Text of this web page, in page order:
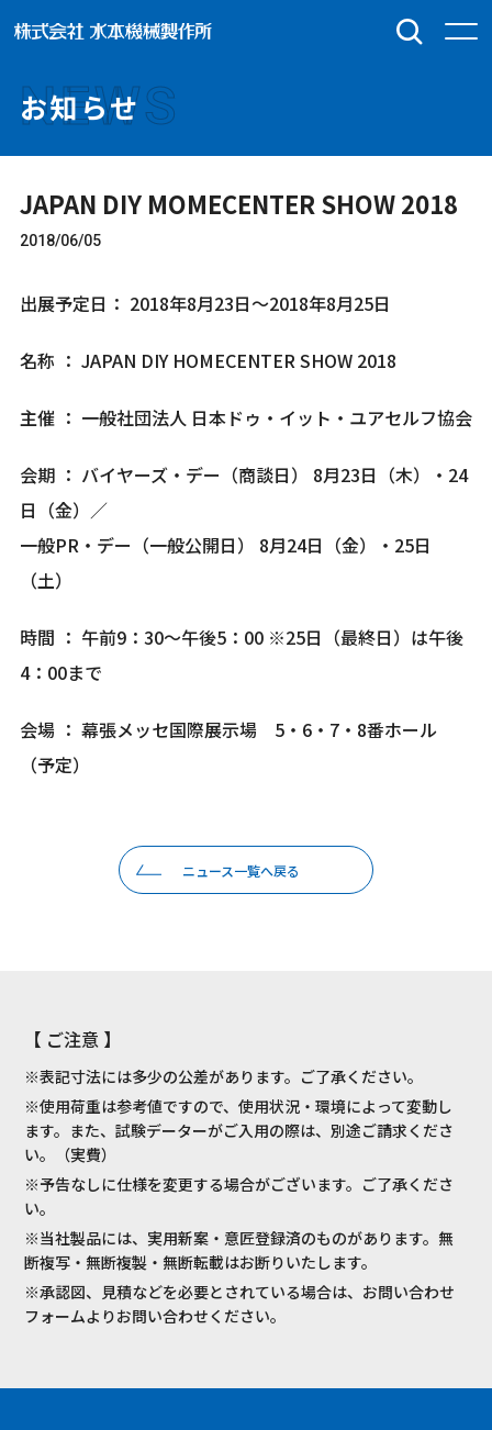
NEWS
お知らせ
JAPAN DIY MOMECENTER SHOW 2018
2018/06/05
出展予定日： 2018年8月23日～2018年8月25日
名称 ： JAPAN DIY HOMECENTER SHOW 2018
主催 ： 一般社団法人 日本ドゥ・イット・ユアセルフ協会
会期 ： バイヤーズ・デー（商談日） 8月23日（木）・24
日（金）／
一般PR・デー（一般公開日） 8月24日（金）・25日
（土）
時間 ： 午前9：30～午後5：00 ※25日（最終日）は午後
4：00まで
会場 ： 幕張メッセ国際展示場 5・6・7・8番ホール
（予定）
ニュース一覧へ戻る
【 ご注意 】
※表記寸法には多少の公差があります。ご了承ください。
※使用荷重は参考値ですので、使用状況・環境によって変動し
ます。また、試験データーがご入用の際は、別途ご請求くださ
い。（実費）
※予告なしに仕様を変更する場合がございます。ご了承くださ
い。
※当社製品には、実用新案・意匠登録済のものがあります。無
断複写・無断複製・無断転載はお断りいたします。
※承認図、見積などを必要とされている場合は、お問い合わせ
フォームよりお問い合わせください。